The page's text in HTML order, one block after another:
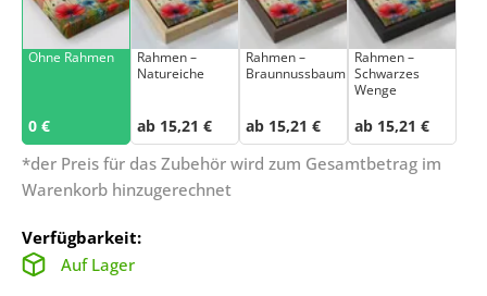
Ohne Rahmen
0 €
Rahmen –
Natureiche
ab 15,21 €
Rahmen –
Braunnussbaum
ab 15,21 €
Rahmen –
Schwarzes
Wenge
ab 15,21 €
*der Preis für das Zubehör wird zum Gesamtbetrag im
Warenkorb hinzugerechnet
Verfügbarkeit:
Auf Lager